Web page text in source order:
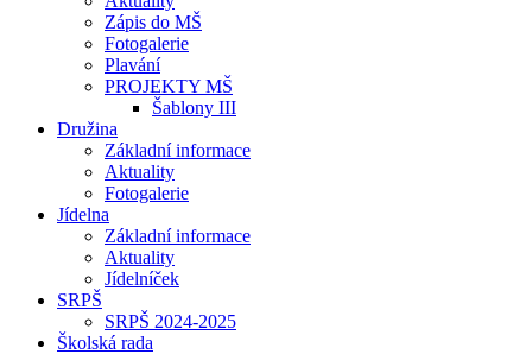
Zápis do MŠ
Fotogalerie
Plavání
PROJEKTY MŠ
Šablony III
Družina
Základní informace
Aktuality
Fotogalerie
Jídelna
Základní informace
Aktuality
Jídelníček
SRPŠ
SRPŠ 2024-2025
Školská rada